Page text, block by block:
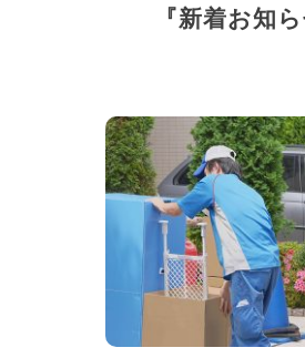
『新着お知ら